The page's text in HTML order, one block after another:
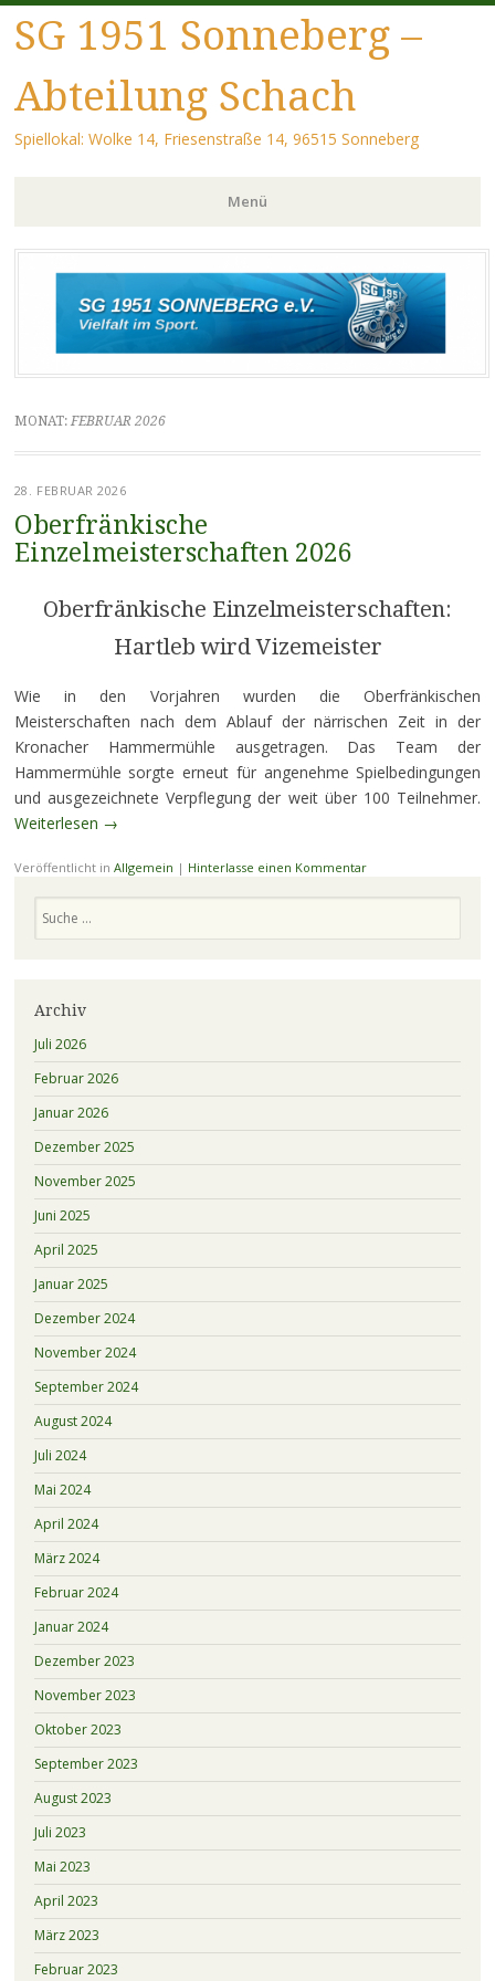
SG 1951 Sonneberg –
Abteilung Schach
Spiellokal: Wolke 14, Friesenstraße 14, 96515 Sonneberg
Menü
Zum Inhalt springen
MONAT: FEBRUAR 2026
28. FEBRUAR 2026
Oberfränkische
Einzelmeisterschaften 2026
Oberfränkische Einzelmeisterschaften:
Hartleb wird Vizemeister
Wie in den Vorjahren wurden die Oberfränkischen
Meisterschaften nach dem Ablauf der närrischen Zeit in der
Kronacher Hammermühle ausgetragen. Das Team der
Hammermühle sorgte erneut für angenehme Spielbedingungen
und ausgezeichnete Verpflegung der weit über 100 Teilnehmer.
Weiterlesen →
Veröffentlicht in Allgemein | Hinterlasse einen Kommentar
Archiv
Juli 2026
Februar 2026
Januar 2026
Dezember 2025
November 2025
Juni 2025
April 2025
Januar 2025
Dezember 2024
November 2024
September 2024
August 2024
Juli 2024
Mai 2024
April 2024
März 2024
Februar 2024
Januar 2024
Dezember 2023
November 2023
Oktober 2023
September 2023
August 2023
Juli 2023
Mai 2023
April 2023
März 2023
Februar 2023